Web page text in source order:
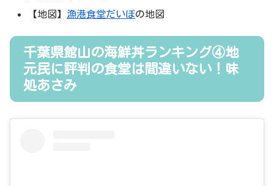
【地図】 漁港食堂だいぼの地図
千葉県館山の海鮮丼ランキング④地
元民に評判の食堂は間違いない！味
処あさみ